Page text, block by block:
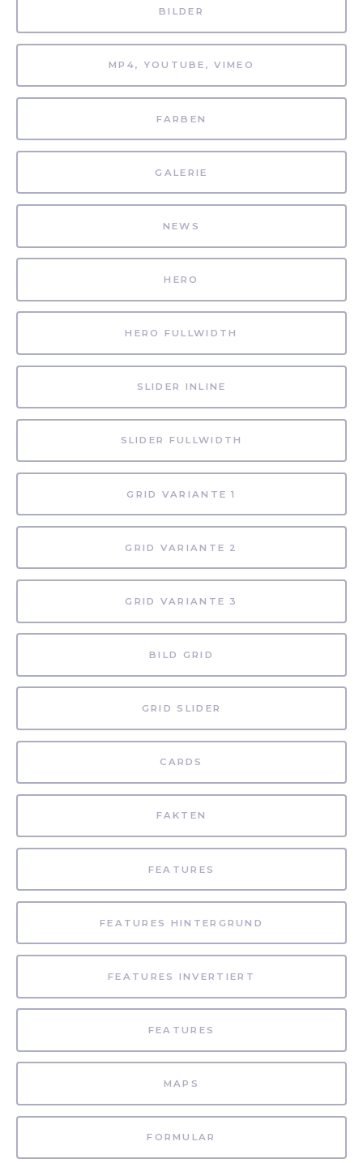
BILDER
MP4, YOUTUBE, VIMEO
FARBEN
GALERIE
NEWS
HERO
HERO FULLWIDTH
SLIDER INLINE
SLIDER FULLWIDTH
GRID VARIANTE 1
GRID VARIANTE 2
GRID VARIANTE 3
BILD GRID
GRID SLIDER
CARDS
FAKTEN
FEATURES
FEATURES HINTERGRUND
FEATURES INVERTIERT
FEATURES
MAPS
FORMULAR